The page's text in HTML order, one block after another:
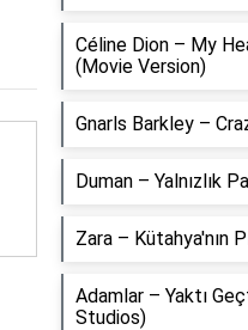
Céline Dion – My
(Movie Version)
Gnarls Barkley –
Duman – Yalnızlık
Zara – Kütahya'nın
Adamlar – Yaktı
Studios)